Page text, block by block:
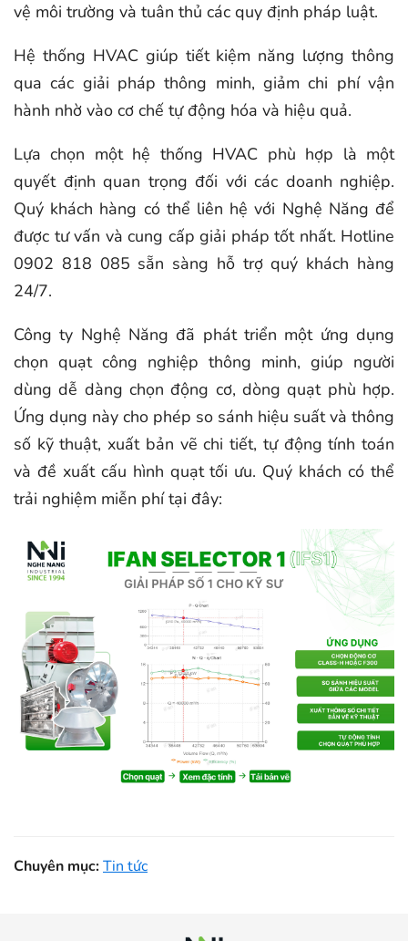
vệ môi trường và tuân thủ các quy định pháp luật.
Hệ thống HVAC giúp tiết kiệm năng lượng thông
qua các giải pháp thông minh, giảm chi phí vận
hành nhờ vào cơ chế tự động hóa và hiệu quả.
Lựa chọn một hệ thống HVAC phù hợp là một
quyết định quan trọng đối với các doanh nghiệp.
Quý khách hàng có thể liên hệ với Nghệ Năng để
được tư vấn và cung cấp giải pháp tốt nhất. Hotline
0902 818 085 sẵn sàng hỗ trợ quý khách hàng
24/7.
Công ty Nghệ Năng đã phát triển một ứng dụng
chọn quạt công nghiệp thông minh, giúp người
dùng dễ dàng chọn động cơ, dòng quạt phù hợp.
Ứng dụng này cho phép so sánh hiệu suất và thông
số kỹ thuật, xuất bản vẽ chi tiết, tự động tính toán
và đề xuất cấu hình quạt tối ưu. Quý khách có thể
trải nghiệm miễn phí tại đây:
Chuyên mục:Tin tức